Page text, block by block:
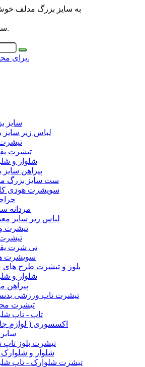
به سایز بزرگ مدلف
سبد خرید شما خالی است.
برای محصولات بیشتر کلیک کنید.
سایز
لباس زیر سایز
تیشرت
تیشرت
شلوار و
پیراهن
ست سایز بزرگ
سویشرت هودی
مردانه
لباس زیر سایز
تیشرت و
تی شرت
سویشرت
بلوز و تیشرت طرح
شلوار و
پیراهن
تیشرت تاپ ورزشی
تیشرت
تاپ - تاپ
اکسسوری ( لوازم
تیشرت بلوز تاپ
شلوار و شلوارک
تیشرت شلوارک - تاپ